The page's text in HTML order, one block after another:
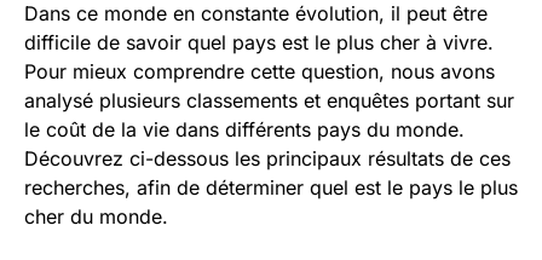
Dans ce monde en constante évolution, il peut être
difficile de savoir quel pays est le plus cher à vivre.
Pour mieux comprendre cette question, nous avons
analysé plusieurs classements et enquêtes portant sur
le coût de la vie dans différents pays du monde.
Découvrez ci-dessous les principaux résultats de ces
recherches, afin de déterminer quel est le pays le plus
cher du monde.